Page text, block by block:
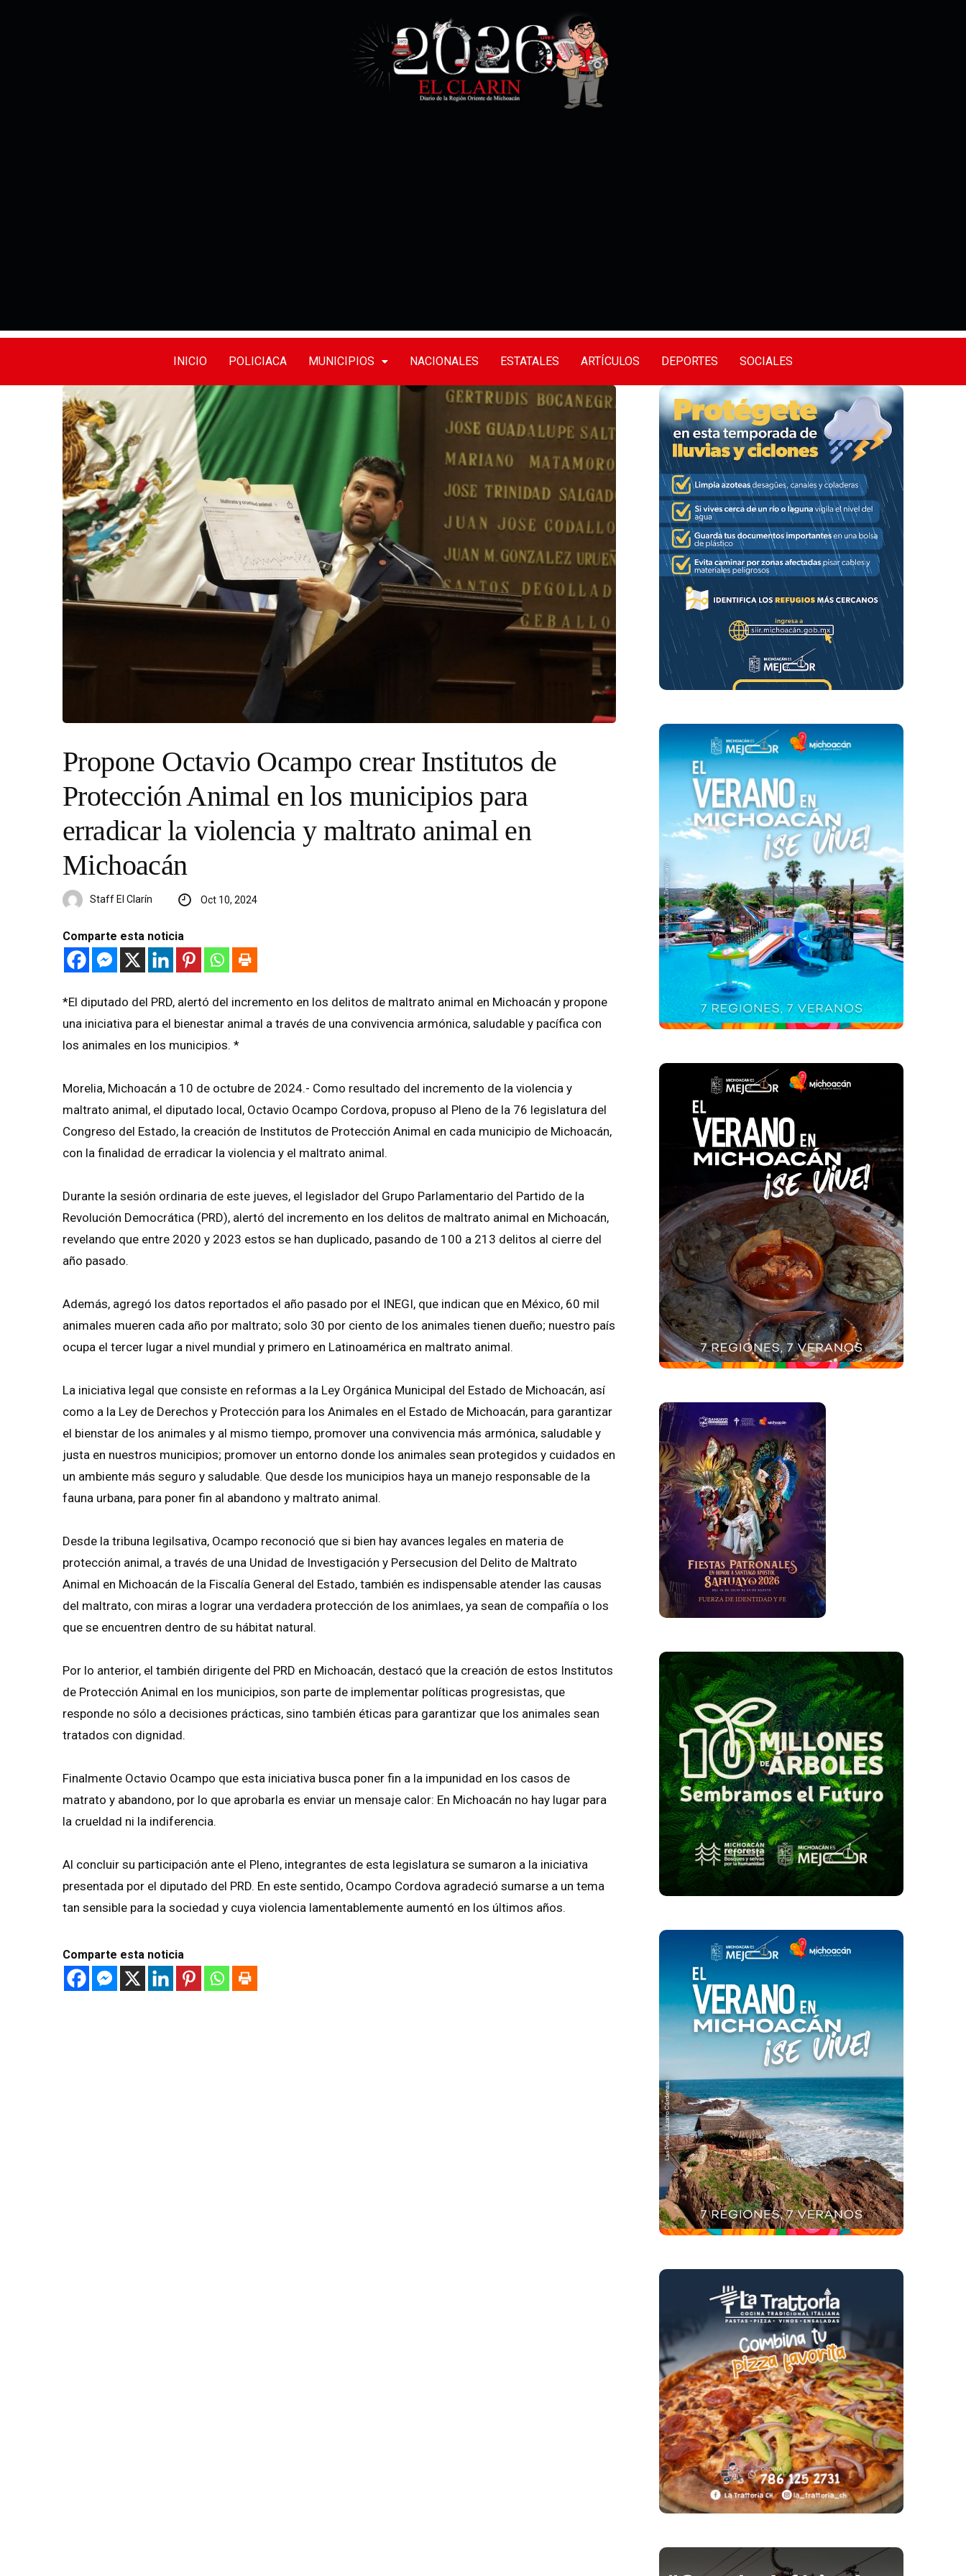
INICIO POLICIACA MUNICIPIOS NACIONALES ESTATALES ARTÍCULOS DEPORTES SOCIALES
Propone Octavio Ocampo crear Institutos de
Protección Animal en los municipios para
erradicar la violencia y maltrato animal en
Michoacán
Staff El Clarín Oct 10, 2024
Comparte esta noticia
*El diputado del PRD, alertó del incremento en los delitos de maltrato animal en Michoacán y propone
una iniciativa para el bienestar animal a través de una convivencia armónica, saludable y pacífica con
los animales en los municipios. *
Morelia, Michoacán a 10 de octubre de 2024.- Como resultado del incremento de la violencia y
maltrato animal, el diputado local, Octavio Ocampo Cordova, propuso al Pleno de la 76 legislatura del
Congreso del Estado, la creación de Institutos de Protección Animal en cada municipio de Michoacán,
con la finalidad de erradicar la violencia y el maltrato animal.
Durante la sesión ordinaria de este jueves, el legislador del Grupo Parlamentario del Partido de la
Revolución Democrática (PRD), alertó del incremento en los delitos de maltrato animal en Michoacán,
revelando que entre 2020 y 2023 estos se han duplicado, pasando de 100 a 213 delitos al cierre del
año pasado.
Además, agregó los datos reportados el año pasado por el INEGI, que indican que en México, 60 mil
animales mueren cada año por maltrato; solo 30 por ciento de los animales tienen dueño; nuestro país
ocupa el tercer lugar a nivel mundial y primero en Latinoamérica en maltrato animal.
La iniciativa legal que consiste en reformas a la Ley Orgánica Municipal del Estado de Michoacán, así
como a la Ley de Derechos y Protección para los Animales en el Estado de Michoacán, para garantizar
el bienstar de los animales y al mismo tiempo, promover una convivencia más armónica, saludable y
justa en nuestros municipios; promover un entorno donde los animales sean protegidos y cuidados en
un ambiente más seguro y saludable. Que desde los municipios haya un manejo responsable de la
fauna urbana, para poner fin al abandono y maltrato animal.
Desde la tribuna legilsativa, Ocampo reconoció que si bien hay avances legales en materia de
protección animal, a través de una Unidad de Investigación y Persecusion del Delito de Maltrato
Animal en Michoacán de la Fiscalía General del Estado, también es indispensable atender las causas
del maltrato, con miras a lograr una verdadera protección de los animlaes, ya sean de compañía o los
que se encuentren dentro de su hábitat natural.
Por lo anterior, el también dirigente del PRD en Michoacán, destacó que la creación de estos Institutos
de Protección Animal en los municipios, son parte de implementar políticas progresistas, que
responde no sólo a decisiones prácticas, sino también éticas para garantizar que los animales sean
tratados con dignidad.
Finalmente Octavio Ocampo que esta iniciativa busca poner fin a la impunidad en los casos de
matrato y abandono, por lo que aprobarla es enviar un mensaje calor: En Michoacán no hay lugar para
la crueldad ni la indiferencia.
Al concluir su participación ante el Pleno, integrantes de esta legislatura se sumaron a la iniciativa
presentada por el diputado del PRD. En este sentido, Ocampo Cordova agradeció sumarse a un tema
tan sensible para la sociedad y cuya violencia lamentablemente aumentó en los últimos años.
Comparte esta noticia